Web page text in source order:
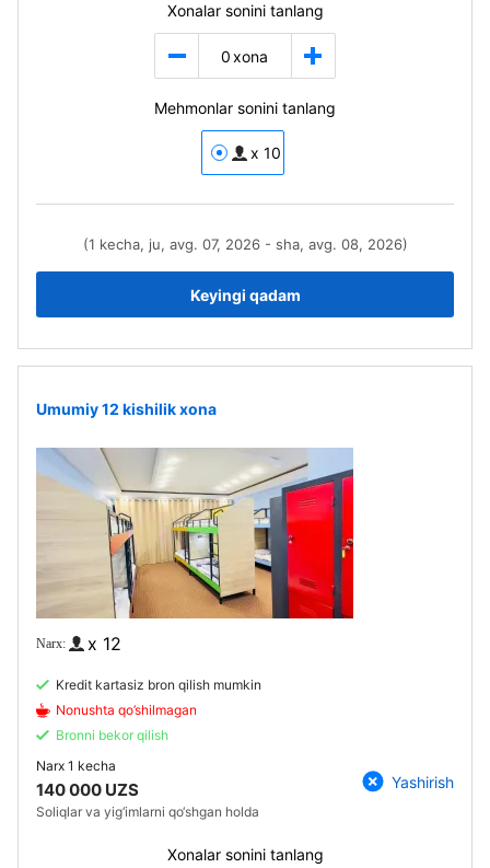
Xonalar sonini tanlang
0 xona
Mehmonlar sonini tanlang
x 10
(1 kecha, ju, avg. 07, 2026 - sha, avg. 08, 2026)
Keyingi qadam
Umumiy 12 kishilik xona
x 12
Kredit kartasiz bron qilish mumkin
Nonushta qo’shilmagan
Bronni bekor qilish
Narx 1 kecha
140 000 UZS
Soliqlar va yig‘imlarni qo‘shgan holda
Yashirish
Xonalar sonini tanlang